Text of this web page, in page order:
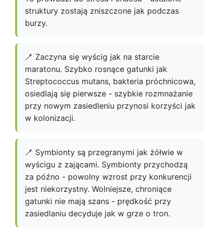
struktury zostają zniszczone jak podczas
burzy.
🪥 Zaczyna się wyścig jak na starcie
maratonu. Szybko rosnące gatunki jak
Streptococcus mutans, bakteria próchnicowa,
osiedlają się pierwsze - szybkie rozmnażanie
przy nowym zasiedleniu przynosi korzyści jak
w kolonizacji.
🪥 Symbionty są przegranymi jak żółwie w
wyścigu z zającami. Symbionty przychodzą
za późno - powolny wzrost przy konkurencji
jest niekorzystny. Wolniejsze, chroniące
gatunki nie mają szans - prędkość przy
zasiedlaniu decyduje jak w grze o tron.